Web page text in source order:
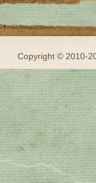
Copyright © 2010-